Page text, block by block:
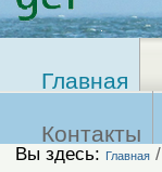
Главная
Контакты
Вы здесь: Главная /